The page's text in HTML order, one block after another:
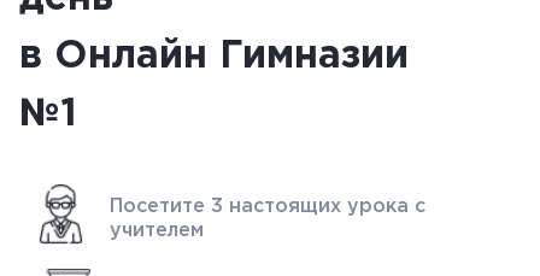
в Онлайн Гимназии
№1
Посетите 3 настоящих урока с
учителем